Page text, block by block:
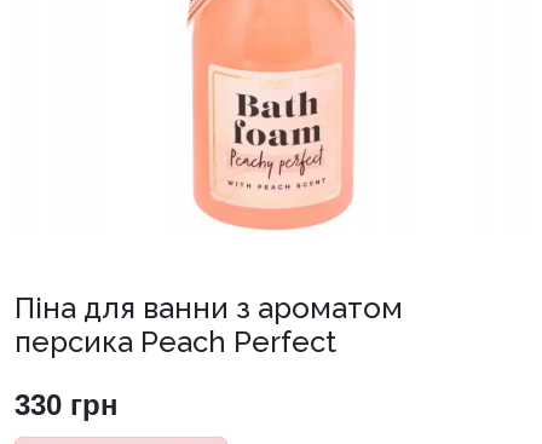
Піна для ванни з ароматом
персика Peach Perfect
330 грн